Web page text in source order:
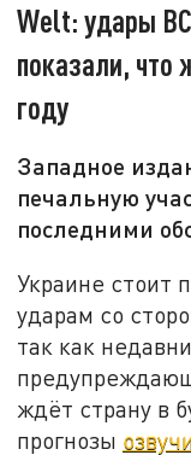
Welt: удары
показали,
году
Западное
печальную
последними
Украине стоит
ударам со
так как
ждёт страну в
прогнозы